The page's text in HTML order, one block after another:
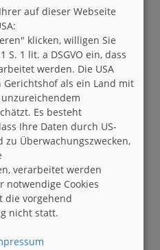
auf dieser Webseite
klicken, willigen Sie
S. 1 lit. a DSGVO ein, dass
werden. Die USA
als ein Land mit
Es besteht
Ihre Daten durch US-
Überwachungszwecken,
verarbeitet werden
notwendige Cookies
die vorgehend
nicht statt.